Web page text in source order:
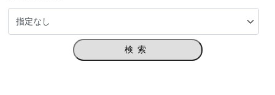
検索